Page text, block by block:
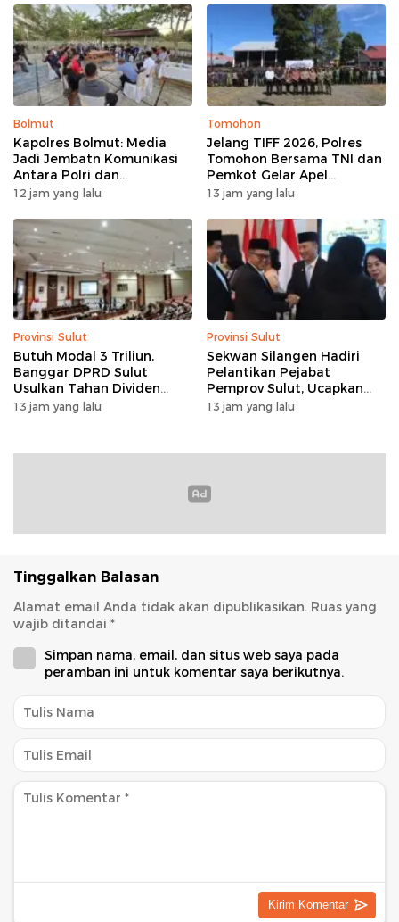
Bolmut
Kapolres Bolmut: Media
Jadi Jembatn Komunikasi
Antara Polri dan
Masyarakat
12 jam yang lalu
Tomohon
Jelang TIFF 2026, Polres
Tomohon Bersama TNI dan
Pemkot Gelar Apel
Kesiapan Pengamanan
13 jam yang lalu
Provinsi Sulut
Butuh Modal 3 Triliun,
Banggar DPRD Sulut
Usulkan Tahan Dividen
Rp79 Miliar untuk Perkuat
13 jam yang lalu
Provinsi Sulut
Sekwan Silangen Hadiri
Pelantikan Pejabat
Pemprov Sulut, Ucapkan
Selamat kepada Jahja
13 jam yang lalu
Tinggalkan Balasan
Alamat email Anda tidak akan dipublikasikan. Ruas yang
wajib ditandai *
Simpan nama, email, dan situs web saya pada
peramban ini untuk komentar saya berikutnya.